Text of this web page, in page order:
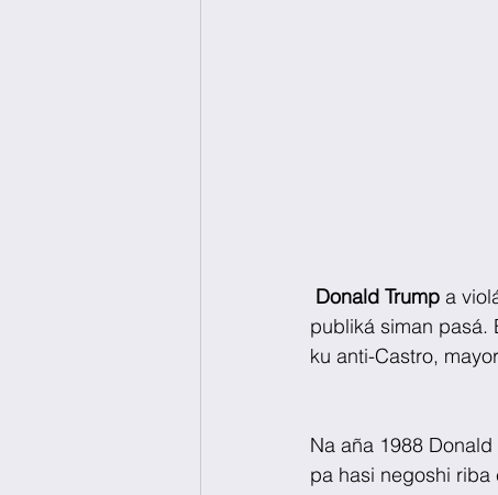
Donald Trump a
publiká siman pasá.
ku anti-Castro,
Na aña 1988
pa hasi negoshi riba